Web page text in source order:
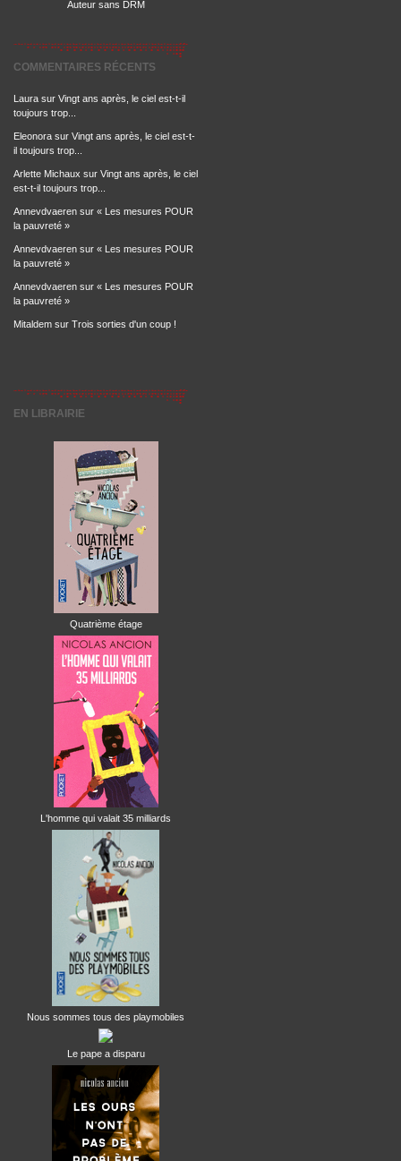
Auteur sans DRM
COMMENTAIRES RÉCENTS
Laura sur Vingt ans après, le ciel est-t-il
toujours trop...
Eleonora sur Vingt ans après, le ciel est-t-
il toujours trop...
Arlette Michaux sur Vingt ans après, le ciel
est-t-il toujours trop...
Annevdvaeren sur « Les mesures POUR
la pauvreté »
Annevdvaeren sur « Les mesures POUR
la pauvreté »
Annevdvaeren sur « Les mesures POUR
la pauvreté »
Mitaldem sur Trois sorties d'un coup !
EN LIBRAIRIE
Quatrième étage
L'homme qui valait 35 milliards
Nous sommes tous des playmobiles
Le pape a disparu